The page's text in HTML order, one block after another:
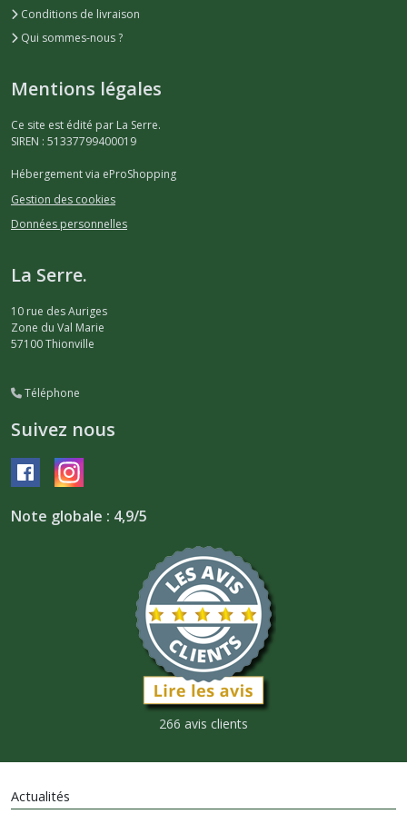
Conditions de livraison
Qui sommes-nous ?
Mentions légales
Ce site est édité par La Serre.
SIREN : 51337799400019
Hébergement via eProShopping
Gestion des cookies
Données personnelles
La Serre.
10 rue des Auriges
Zone du Val Marie
57100Thionville
Téléphone
Suivez nous
Note globale : 4,9/5
266 avis clients
Actualités